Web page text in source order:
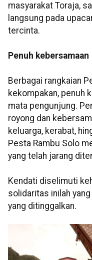
masyarakat Toraja,
langsung pada
tercinta.
Penuh kebersamaan
Berbagai rangkaian
kekompakan, penuh
mata pengunjung.
royong dan
keluarga, kerabat,
Pesta Rambu Solo
yang telah jarang
Kendati diselimuti
solidaritas inilah
yang ditinggalkan.